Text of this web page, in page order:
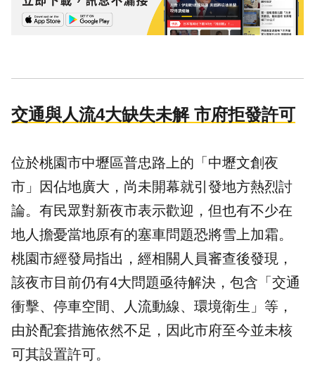
交通與人流4大缺失未解 市府拒發許可
位於桃園市中壢區普忠路上的「中壢文創夜
市」因佔地廣大，尚未開幕就引發地方熱烈討
論。有民眾對新夜市表示歡迎，但也有不少在
地人擔憂當地原有的塞車問題恐將雪上加霜。
桃園市經發局指出，經相關人員審查後發現，
該夜市目前仍有4大問題亟待解決，包含「交通
衝擊、停車空間、人流動線、環境衛生」等，
由於配套措施依然不足，因此市府至今並未核
可其設置許可。